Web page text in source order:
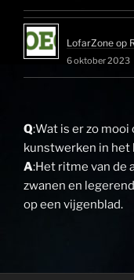
LofarZone op
6 oktober 2023
Q:Wat is er zo
kunstwerken in het
A:Het ritme van de
zwanen en
op een vijgenblad.